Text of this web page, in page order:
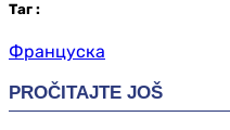
Таг :
Француска